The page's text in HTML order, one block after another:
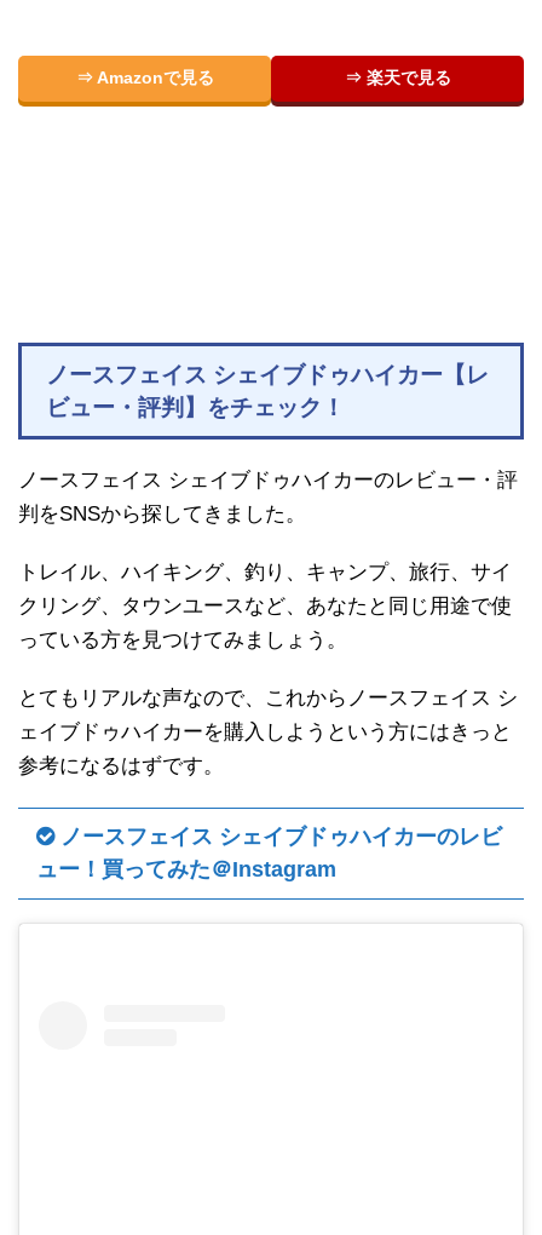
⇒ Amazonで見る ⇒ 楽天で見る
ノースフェイス シェイブドゥハイカー【レ
ビュー・評判】をチェック！
ノースフェイス シェイブドゥハイカーのレビュー・評
判をSNSから探してきました。
トレイル、ハイキング、釣り、キャンプ、旅行、サイ
クリング、タウンユースなど、あなたと同じ用途で使
っている方を見つけてみましょう。
とてもリアルな声なので、これからノースフェイス シ
ェイブドゥハイカーを購入しようという方にはきっと
参考になるはずです。
ノースフェイス シェイブドゥハイカーのレビ
ュー！買ってみた＠Instagram